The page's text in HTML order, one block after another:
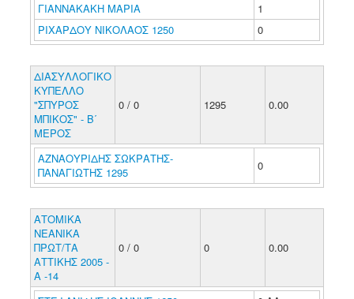
ΓΙΑΝΝΑΚΑΚΗ ΜΑΡΙΑ
1
ΡΙΧΑΡΔΟΥ ΝΙΚΟΛΑΟΣ 1250
0
ΔΙΑΣΥΛΛΟΓΙΚΟ
ΚΥΠΕΛΛΟ
"ΣΠΥΡΟΣ
ΜΠΙΚΟΣ" - Β΄
ΜΕΡΟΣ
0 / 0 1295 0.00
ΑΖΝΑΟΥΡΙΔΗΣ ΣΩΚΡΑΤΗΣ-
ΠΑΝΑΓΙΩΤΗΣ 1295
0
ΑΤΟΜΙΚΑ
ΝΕΑΝΙΚΑ
ΠΡΩΤ/ΤΑ
ΑΤΤΙΚΗΣ 2005 -
Α -14
0 / 0 0 0.00